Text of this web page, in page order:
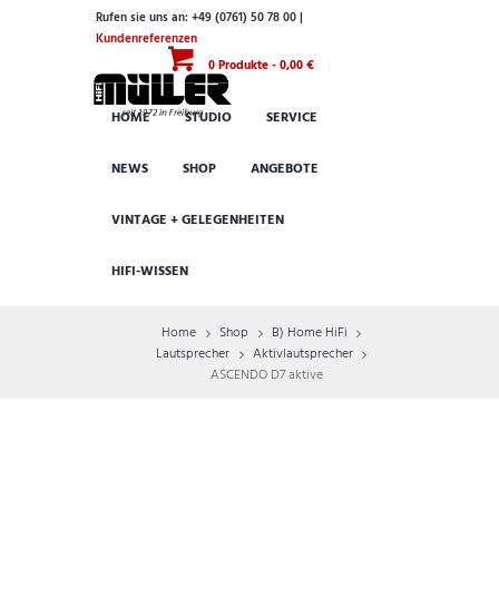
Rufen sie uns an: +49 (0761) 50 78 00 |
Kundenreferenzen
0 Produkte-0,00 €
HOME STUDIO SERVICE
NEWS SHOP ANGEBOTE
VINTAGE + GELEGENHEITEN
HIFI-WISSEN
Home Shop
B) Home HiFi
Lautsprecher
Aktivlautsprecher
ASCENDO D7 aktive